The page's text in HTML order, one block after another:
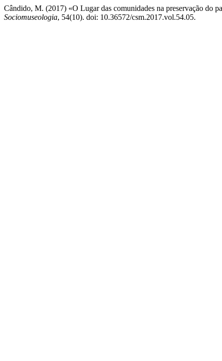
Cândido, M. (2017) «O Lugar das comunidades na preservação do
Sociomuseologia, 54(10). doi: 10.36572/csm.2017.vol.54.05.